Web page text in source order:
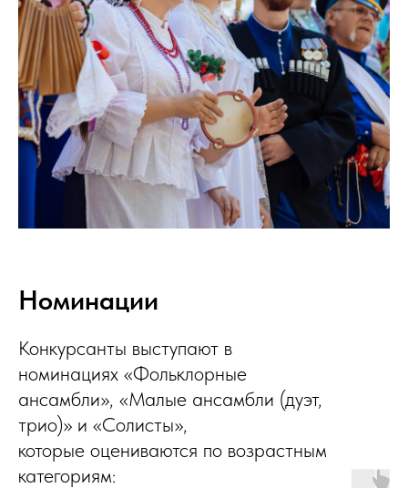
Номинации
Конкурсанты выступают в
номинациях «Фольклорные
ансамбли», «Малые ансамбли (дуэт,
трио)» и «Солисты»,
которые оцениваются по возрастным
категориям: